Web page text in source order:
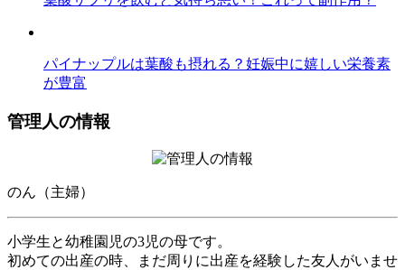
パイナップルは葉酸も摂れる？妊娠中に嬉しい栄養素
が豊富
管理人の情報
のん（主婦）
小学生と幼稚園児の3児の母です。
初めての出産の時、まだ周りに出産を経験した友人がいませ